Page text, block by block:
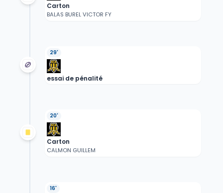
Carton
BALAS BUREL VICTOR FY
29'
essai de pénalité
20'
Carton
CALMON GUILLEM
16'